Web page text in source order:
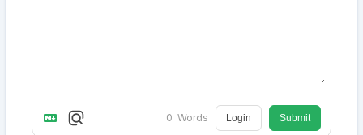
0 Words Login Submit